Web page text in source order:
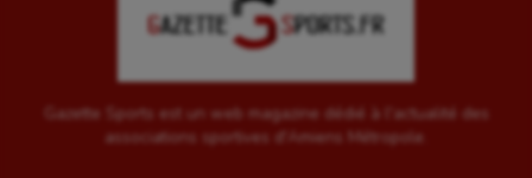
Triathlon
UNSS
Gazette Sports est un web magazine dédié à l'actualité des
associations sportives d'Amiens Métropole.